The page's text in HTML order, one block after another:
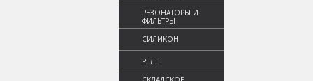
РЕЗОНАТОРЫ И
ФИЛЬТРЫ
СИЛИКОН
РЕЛЕ